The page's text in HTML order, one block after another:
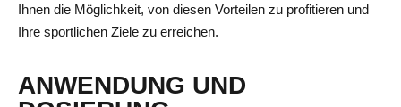
Ihnen die Möglichkeit, von diesen Vorteilen zu profitieren und
Ihre sportlichen Ziele zu erreichen.
ANWENDUNG UND